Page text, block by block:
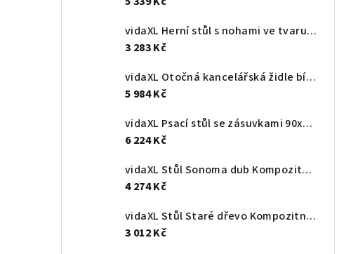
vidaXL Herní stůl s nohami ve tvaru ZZ černý 110 x 60 x 75 cm
3 283 Kč
vidaXL Otočná kancelářská židle bílá umělá kůže ohýbané dřevo
5 984 Kč
vidaXL Psací stůl se zásuvkami 90x50x101 cm masivní mahagonové dřevo
6 224 Kč
vidaXL Stůl Sonoma dub Kompozitní dřevo 182 x 101 x 87,5 cm
4 274 Kč
vidaXL Stůl Staré dřevo Kompozitní dřevo 113 x 54 x 120 cm
3 012 Kč